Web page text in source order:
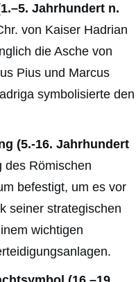
Jahrhundert n.
von Kaiser Hadrian
die Asche von
Pius und Marcus
symbolisierte den
(5.-16. Jahrhundert
des Römischen
befestigt, um es vor
seiner strategischen
wichtigen